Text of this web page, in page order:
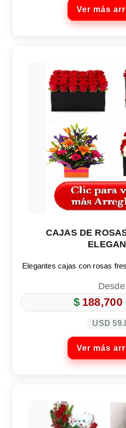
Ver más
CAJAS DE
Elegantes cajas con rosas
$ 188,700
USD
Ver más